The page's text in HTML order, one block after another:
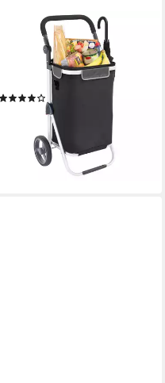
BREMERMANN
Einkaufstrolley Einkaufstrolley
RIEDE faltbar schwarz,
verstellbarer Griff
(1)
UVP
lieferbar - in 2-3 Werktagen bei dir